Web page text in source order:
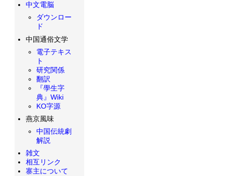
中文電脳
ダウンロー
ド
中国通俗文学
電子テキス
ト
研究関係
翻訳
『學生字
典』Wiki
KO字源
燕京風味
中国伝統劇
解説
雑文
相互リンク
寨主について